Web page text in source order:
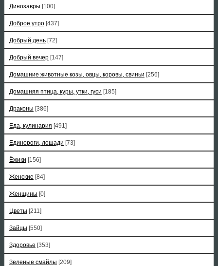
Динозавры [100]
Доброе утро [437]
Добрый день [72]
Добрый вечер [147]
Домашние животные козы, овцы, коровы, свиньи [256]
Домашняя птица, куры, утки, гуси [185]
Драконы [386]
Еда, кулинария [491]
Единороги, лошади [73]
Ёжики [156]
Женские [84]
Женщины [0]
Цветы [211]
Зайцы [550]
Здоровье [353]
Зеленые смайлы [209]